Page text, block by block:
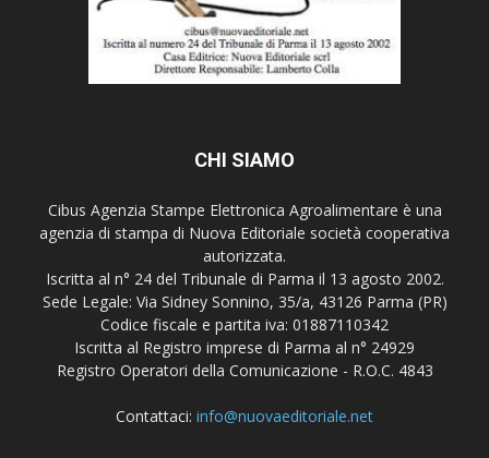
CHI SIAMO
Cibus Agenzia Stampe Elettronica Agroalimentare è una
agenzia di stampa di Nuova Editoriale società cooperativa
autorizzata.
Iscritta al n° 24 del Tribunale di Parma il 13 agosto 2002.
Sede Legale: Via Sidney Sonnino, 35/a, 43126 Parma (PR)
Codice fiscale e partita iva: 01887110342
Iscritta al Registro imprese di Parma al n° 24929
Registro Operatori della Comunicazione - R.O.C. 4843
Contattaci: info@nuovaeditoriale.net